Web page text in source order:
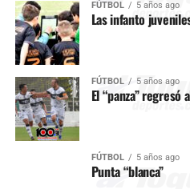
FÚTBOL 5 años ago
Las infanto
FÚTBOL 5 años ago
El “panza” regresó
FÚTBOL 5 años ago
Punta “blanca”